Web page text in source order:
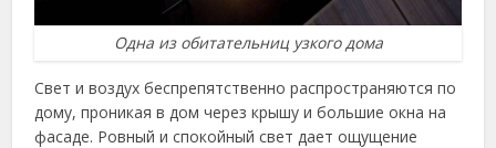
Одна из обитательниц узкого дома
Свет и воздух беспрепятственно распространяются по
дому, проникая в дом через крышу и большие окна на
фасаде. Ровный и спокойный свет дает ощущение